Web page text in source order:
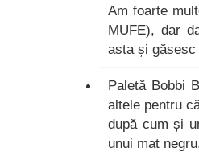
Am foarte
MUFE), dar
asta și
Paletă Bobbi
altele pentru
după cum și
unui mat